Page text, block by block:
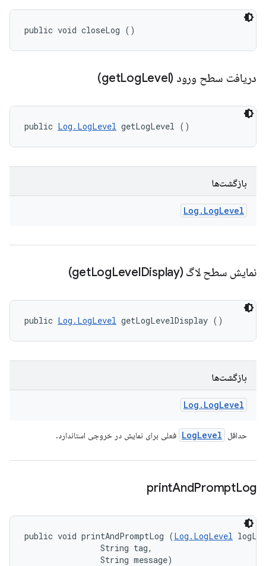
public void closeLog ()
دریافت سطح ورود (get LogLevel)
public Log.LogLevel getLogLevel ()
بازگشت‌ها
Log . LogLevel
نمایش سطح لاگ (get LogLevelDisplay)
public Log.LogLevel getLogLevelDisplay ()
بازگشت‌ها
Log . LogLevel
حداقل LogLevel فعلی برای نمایش در خروجی استاندارد.
printAndPromptLog
public void printAndPromptLog (Log.LogLevel
                String tag,
                String message)